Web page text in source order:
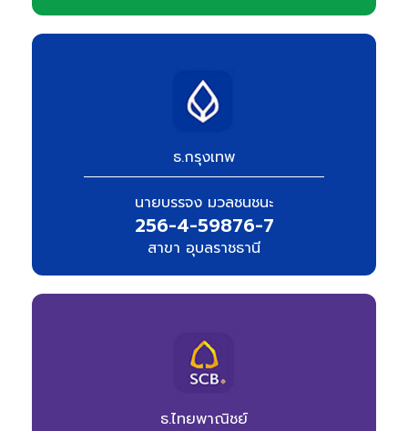
ธ.กรุงเทพ
นายบรรจง มวลชนชนะ
256-4-59876-7
สาขา อุบลราชธานี
ธ.ไทยพาณิชย์